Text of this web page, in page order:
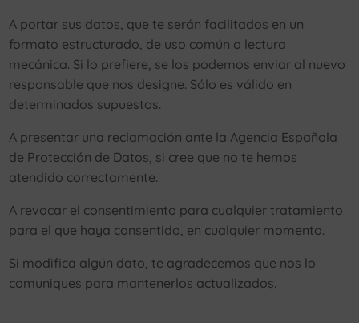
A portar sus datos, que te serán facilitados en un
formato estructurado, de uso común o lectura
mecánica. Si lo prefiere, se los podemos enviar al nuevo
responsable que nos designe. Sólo es válido en
determinados supuestos.
A presentar una reclamación ante la Agencia Española
de Protección de Datos, si cree que no te hemos
atendido correctamente.
A revocar el consentimiento para cualquier tratamiento
para el que haya consentido, en cualquier momento.
Si modifica algún dato, te agradecemos que nos lo
comuniques para mantenerlos actualizados.